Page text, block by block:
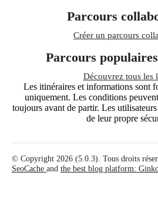
Parcours
Créer un parcours
Parcours
Découvrez tous les
Les itinéraires et informations sont
uniquement. Les conditions
toujours avant de partir. Les
de leur propre
© Copyright 2026 (5.0.3). Tous droits
SeoCache and the best blog platform: